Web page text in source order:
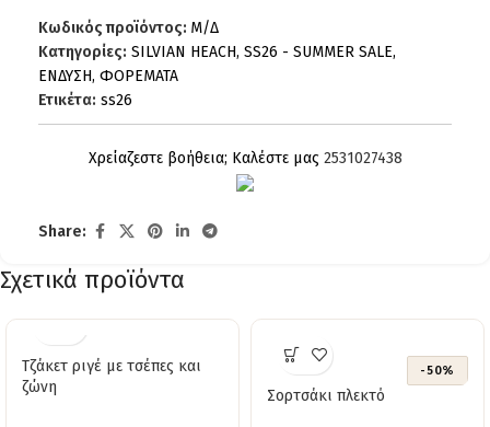
Κωδικός προϊόντος: Μ/Δ
Κατηγορίες: SILVIAN HEACH, SS26 - SUMMER SALE,
ΕΝΔΥΣΗ, ΦΟΡΕΜΑΤΑ
Ετικέτα: ss26
Χρείαζεστε βοήθεια; Καλέστε μας 2531027438
Share:
Σχετικά προϊόντα
Τζάκετ ριγέ με τσέπες και
ζώνη
-50%
Σορτσάκι πλεκτό